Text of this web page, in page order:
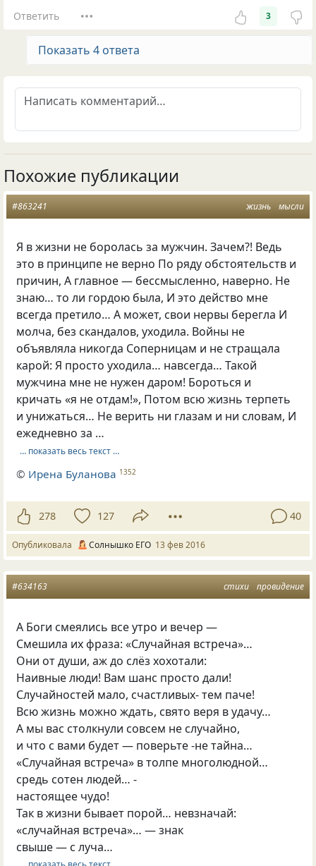
Ответить 3
Показать 4 ответа
Похожие публикации
жизнь мысли
#863241
Я в жизни не боролась за мужчин. Зачем?! Ведь
это в принципе не верно По ряду обстоятельств и
причин, А главное — бессмысленно, наверно. Не
знаю… то ли гордою была, И это действо мне
всегда претило… А может, свои нервы берегла И
молча, без скандалов, уходила. Войны не
объявляла никогда Соперницам и не стращала
карой: Я просто уходила… навсегда… Такой
мужчина мне не нужен даром! Бороться и
кричать «я не отдам!», Потом всю жизнь терпеть
и унижаться… Не верить ни глазам и ни словам, И
ежедневно за …
… показать весь текст …
© Ирена Буланова 1352
278 127 40
Опубликовала Солнышко ЕГО 13 фев 2016
стихи провидение
#634163
А Боги смеялись все утро и вечер —
Смешила их фраза: «Случайная встреча»…
Они от души, аж до слёз хохотали:
Наивные люди! Вам шанс просто дали!
Случайностей мало, счастливых- тем паче!
Всю жизнь можно ждать, свято веря в удачу…
А мы вас столкнули совсем не случайно,
и что с вами будет — поверьте -не тайна…
«Случайная встреча» в толпе многолюдной…
средь сотен людей… -
настоящее чудо!
Так в жизни бывает порой… невзначай:
«случайная встреча»… — знак
свыше — с луча…